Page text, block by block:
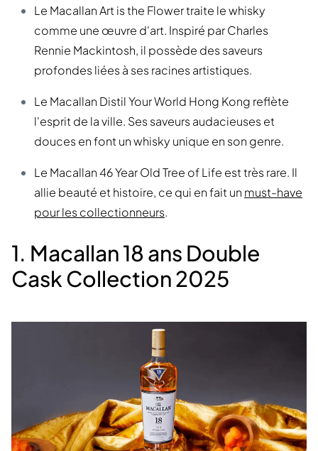
Le Macallan Art is the Flower traite le whisky
comme une œuvre d'art. Inspiré par Charles
Rennie Mackintosh, il possède des saveurs
profondes liées à ses racines artistiques.
Le Macallan Distil Your World Hong Kong reflète
l'esprit de la ville. Ses saveurs audacieuses et
douces en font un whisky unique en son genre.
Le Macallan 46 Year Old Tree of Life est très rare. Il
allie beauté et histoire, ce qui en fait un must-have
pour les collectionneurs.
1. Macallan 18 ans Double
Cask Collection 2025